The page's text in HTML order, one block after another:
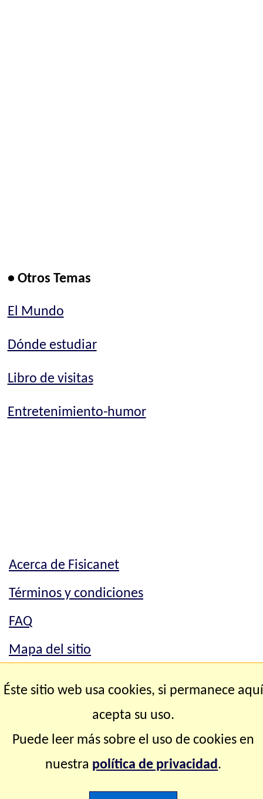
• Otros Temas
El Mundo
Dónde estudiar
Libro de visitas
Entretenimiento-humor
Acerca de Fisicanet
Términos y condiciones
FAQ
Mapa del sitio
Mapa del sitio
derechos reservados
Éste sitio web usa cookies, si permanece aquí
acepta su uso.
Puede leer más sobre el uso de cookies en
nuestra política de privacidad.